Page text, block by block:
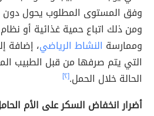
وفق المستوى المطلوب يحول
ومن ذلك اتباع حمية غذائية أو
وممارسة النشاط الرياضي، إضافة
التي يتم صرفها من قبل الطبيب
الحالة خلال الحمل.[٢]
أضرار انخفاض السكر على الأم